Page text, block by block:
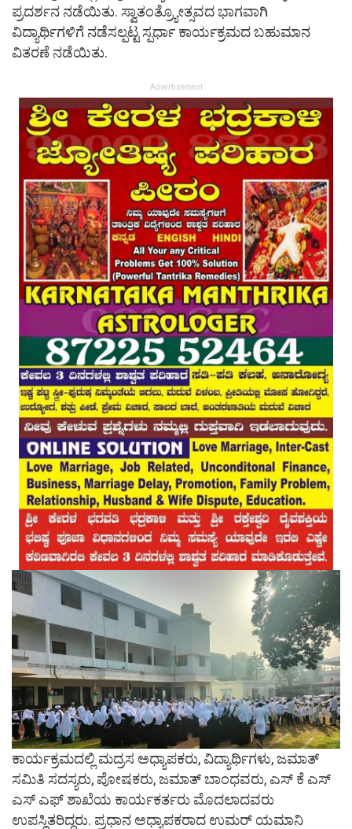
ಪ್ರದರ್ಶನ ನಡೆಯಿತು. ಸ್ವಾತಂತ್ರ್ಯೋತ್ಸವದ ಭಾಗವಾಗಿ
ವಿದ್ಯಾರ್ಥಿಗಳಿಗೆ ನಡೆಸಲ್ಪಟ್ಟ ಸ್ಪರ್ಧಾ ಕಾರ್ಯಕ್ರಮದ ಬಹುಮಾನ
ವಿತರಣೆ ನಡೆಯಿತು.
Advertisement
ಕಾರ್ಯಕ್ರಮದಲ್ಲಿ ಮದ್ರಸ ಅಧ್ಯಾಪಕರು, ವಿದ್ಯಾರ್ಥಿಗಳು, ಜಮಾತ್
ಸಮಿತಿ ಸದಸ್ಯರು, ಪೋಷಕರು, ಜಮಾತ್ ಬಾಂಧವರು, ಎಸ್ ಕೆ ಎಸ್
ಎಸ್ ಎಫ್ ಶಾಖೆಯ ಕಾರ್ಯಕರ್ತರು ಮೊದಲಾದವರು
ಉಪಸ್ಥಿತರಿದ್ದರು. ಪ್ರಧಾನ ಅಧ್ಯಾಪಕರಾದ ಉಮರ್ ಯಮಾನಿ